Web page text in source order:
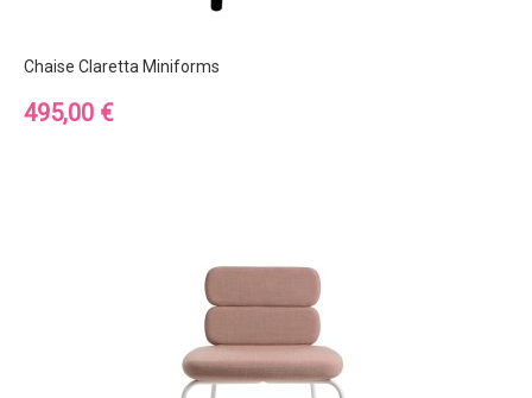
Chaise Claretta Miniforms
Prix
495,00 €